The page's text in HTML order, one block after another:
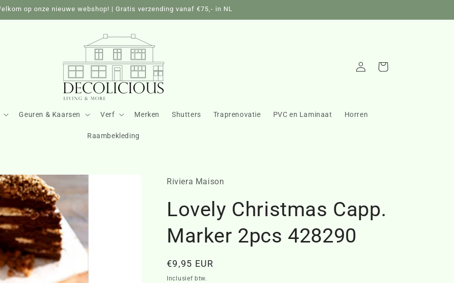
op onze nieuwe webshop! | Gratis verzending vanaf €75,- in NL
Geuren & Kaarsen Verf Merken Shutters Traprenovatie PVC en Laminaat Horren
Raambekleding
InloggenWinkelwagen
Riviera Maison
Lovely Christmas Capp.
Marker 2pcs 428290
Normale
prijs
€9,95 EUR
Inclusief btw.